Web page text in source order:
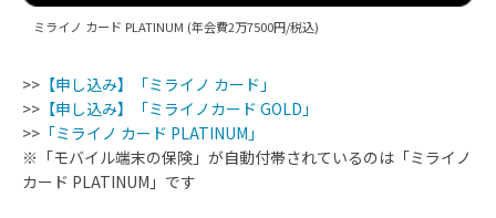
ミライノ カード PLATINUM (年会費2万7500円/税込)
>> 【申し込み】「ミライノ カード」
>> 【申し込み】「ミライノカード GOLD」
>> 「ミライノ カード PLATINUM」
※「モバイル端末の保険」が自動付帯されているのは「ミライノ
カード PLATINUM」です